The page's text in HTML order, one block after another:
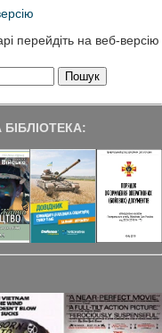
перейдіть на веб-версію